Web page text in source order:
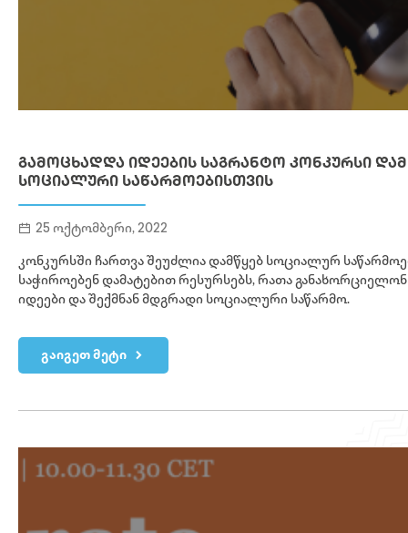
ᲒᲐᲛᲝᲪᲮᲐᲓᲓᲐ ᲘᲓᲔᲔᲑᲘᲡ ᲡᲐᲒᲠᲐᲜᲢᲝ ᲙᲝᲜᲙᲣᲠᲡᲘ
ᲡᲝᲪᲘᲐᲚᲣᲠᲘ ᲡᲐᲬᲐᲠᲛᲝᲔᲑᲘᲡᲗᲕᲘᲡ
25 ოქტომბერი, 2022
კონკურსში ჩართვა შეუძლია დამწყებ სოციალურ
საჭიროებენ დამატებით რესურსებს, რათა
იდეები და შექმნან მდგრადი სოციალური საწარმო.
გაიგეთ მეტი